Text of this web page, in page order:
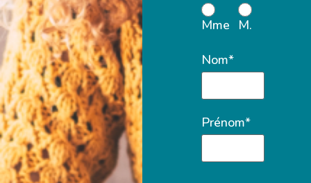
Mme M.
Nom*
Prénom*